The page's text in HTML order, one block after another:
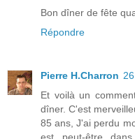
Bon dîner de fête
Répondre
Pierre H.Charron
Et voilà un
dîner. C'est
85 ans, J'ai perdu
est peut-être dans